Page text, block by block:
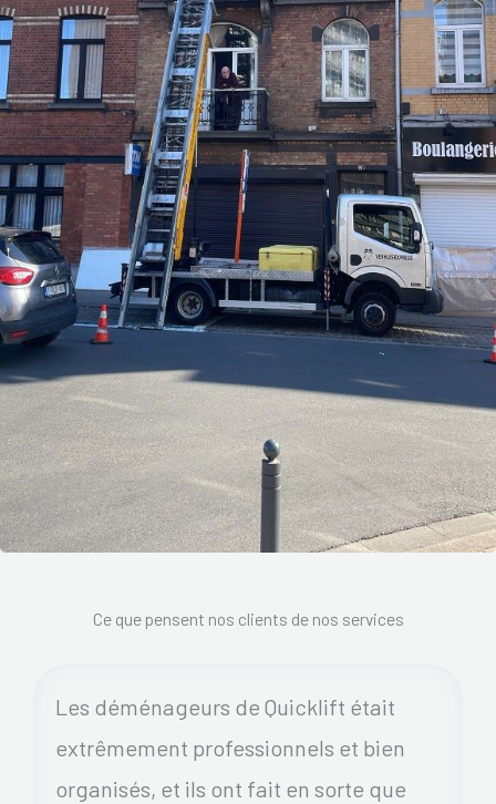
Ce que pensent nos clients de nos services
Les déménageurs de Quicklift était
extrêmement professionnels et bien
organisés, et ils ont fait en sorte que